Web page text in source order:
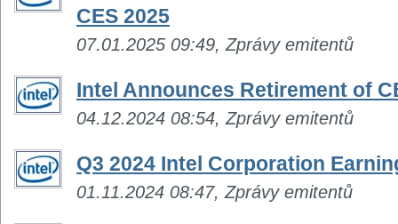
CES 2025
07.01.2025 09:49, Zprávy emitentů
Intel Announces Retirement of
04.12.2024 08:54, Zprávy emitentů
Q3 2024 Intel Corporation
01.11.2024 08:47, Zprávy emitentů